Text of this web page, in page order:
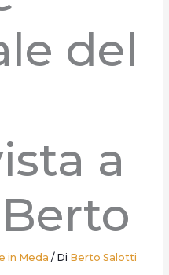
del
a
in Meda / Di Berto Salotti